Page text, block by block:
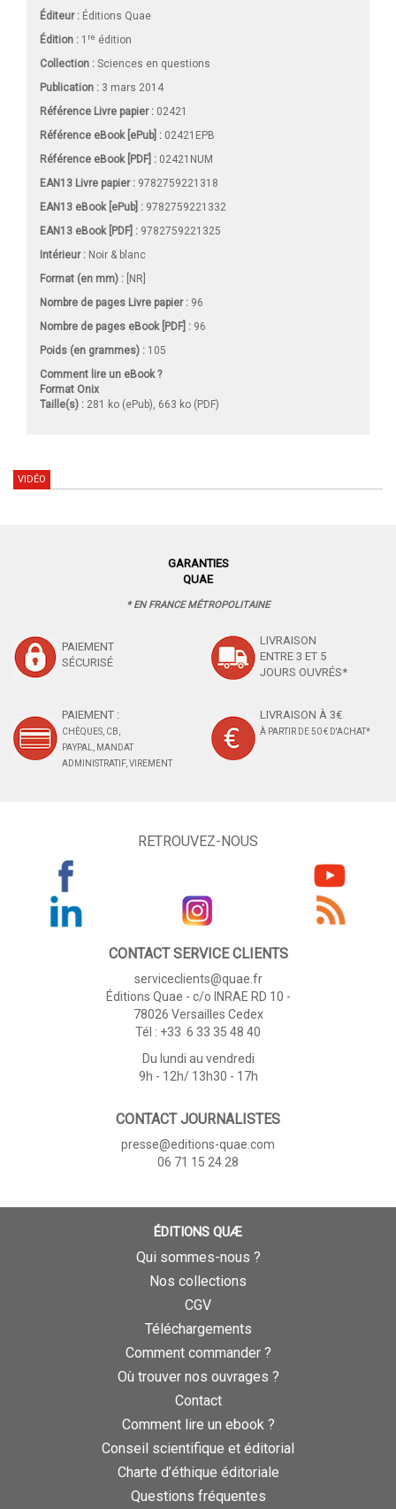
Éditeur : Éditions Quae
Édition : 1 re édition
Collection : Sciences en questions
Publication : 3 mars 2014
Référence Livre papier : 02421
Référence eBook [ePub] : 02421EPB
Référence eBook [PDF] : 02421NUM
EAN13 Livre papier : 9782759221318
EAN13 eBook [ePub] : 9782759221332
EAN13 eBook [PDF] : 9782759221325
Intérieur : Noir & blanc
Format (en mm) : [NR]
Nombre de pages Livre papier: 96
Nombre de pages eBook [PDF] : 96
Poids (en grammes) : 105
Comment lire un eBook ?
Format Onix
Taille(s) : 281 ko (ePub), 663 ko (PDF)
VIDÉO
GARANTIES
QUAE
* EN FRANCE MÉTROPOLITAINE
PAIEMENT
SÉCURISÉ
LIVRAISON
ENTRE 3 ET 5
JOURS OUVRÉS*
PAIEMENT :
CHÈQUES, CB,
PAYPAL, MANDAT
ADMINISTRATIF, VIREMENT
LIVRAISON À 3€
À PARTIR DE 50 € D'ACHAT*
RETROUVEZ-NOUS
CONTACT SERVICE CLIENTS
serviceclients@quae.fr
Éditions Quae - c/o INRAE RD 10 -
78026 Versailles Cedex
Tél : +33 6 33 35 48 40
Du lundi au vendredi
9h - 12h/ 13h30 - 17h
CONTACT JOURNALISTES
presse@editions-quae.com
06 71 15 24 28
ÉDITIONS QUÆ
Qui sommes-nous ?
Nos collections
CGV
Téléchargements
Comment commander ?
Où trouver nos ouvrages ?
Contact
Comment lire un ebook ?
Conseil scientifique et éditorial
Charte d’éthique éditoriale
Questions fréquentes